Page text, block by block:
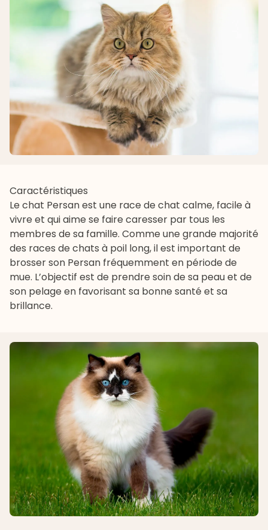
Caractéristiques
Le chat Persan est une race de chat calme, facile à
vivre et qui aime se faire caresser par tous les
membres de sa famille. Comme une grande majorité
des races de chats à poil long, il est important de
brosser son Persan fréquemment en période de
mue. L’objectif est de prendre soin de sa peau et de
son pelage en favorisant sa bonne santé et sa
brillance.